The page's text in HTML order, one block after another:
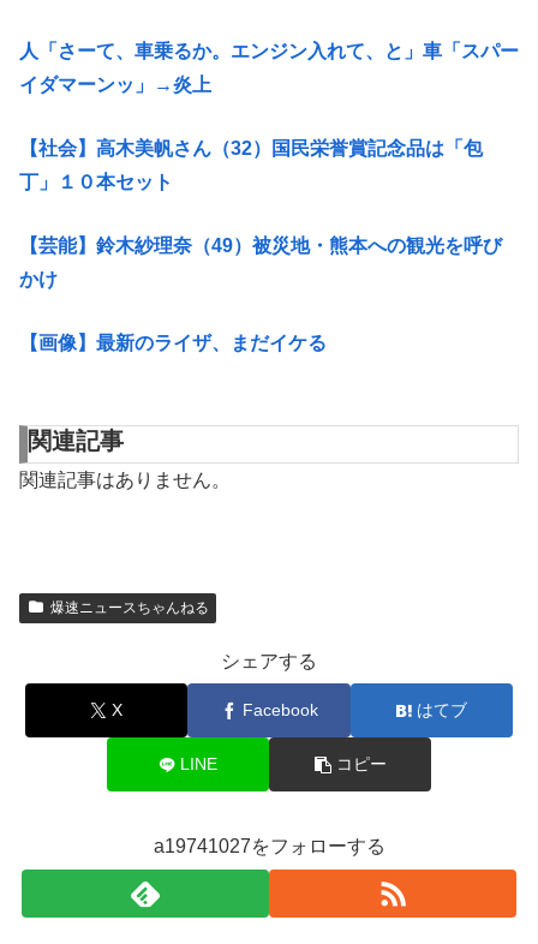
人「さーて、車乗るか。エンジン入れて、と」車「スパー
イダマーンッ」→炎上
【社会】高木美帆さん（32）国民栄誉賞記念品は「包
丁」１０本セット
【芸能】鈴木紗理奈（49）被災地・熊本への観光を呼び
かけ
【画像】最新のライザ、まだイケる
関連記事
関連記事はありません。
爆速ニュースちゃんねる
シェアする
X Facebook はてブ
LINE コピー
a19741027をフォローする